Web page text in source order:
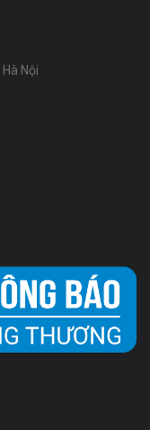
Nội